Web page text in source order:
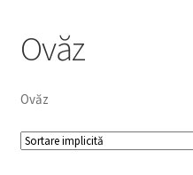
Produse BIO
Igienă publică
Ovăz
Ovăz